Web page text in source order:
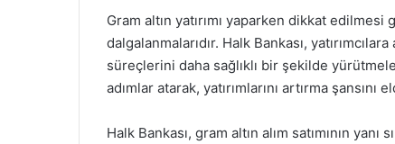
Gram altın yatırımı yaparken dikkat
dalgalanmalarıdır. Halk Bankası,
süreçlerini daha sağlıklı bir şekilde
adımlar atarak, yatırımlarını artırma şansını
Halk Bankası, gram altın alım satımının